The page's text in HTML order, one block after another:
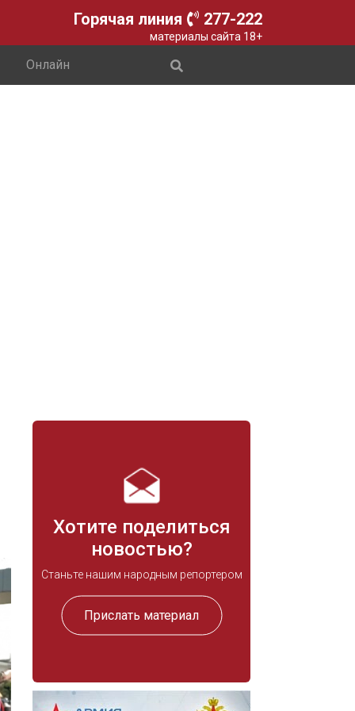
Горячая линия 277-222
материалы сайта 18+
Онлайн
Хотите поделиться
новостью?
Станьте нашим народным репортером
Прислать материал